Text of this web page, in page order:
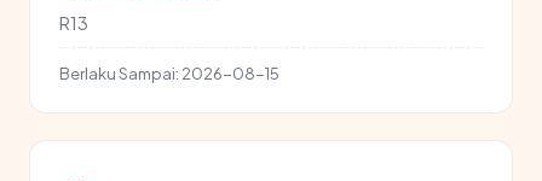
R13
Berlaku Sampai: 2026-08-15